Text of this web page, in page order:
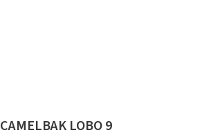
CAMELBAK LOBO 9